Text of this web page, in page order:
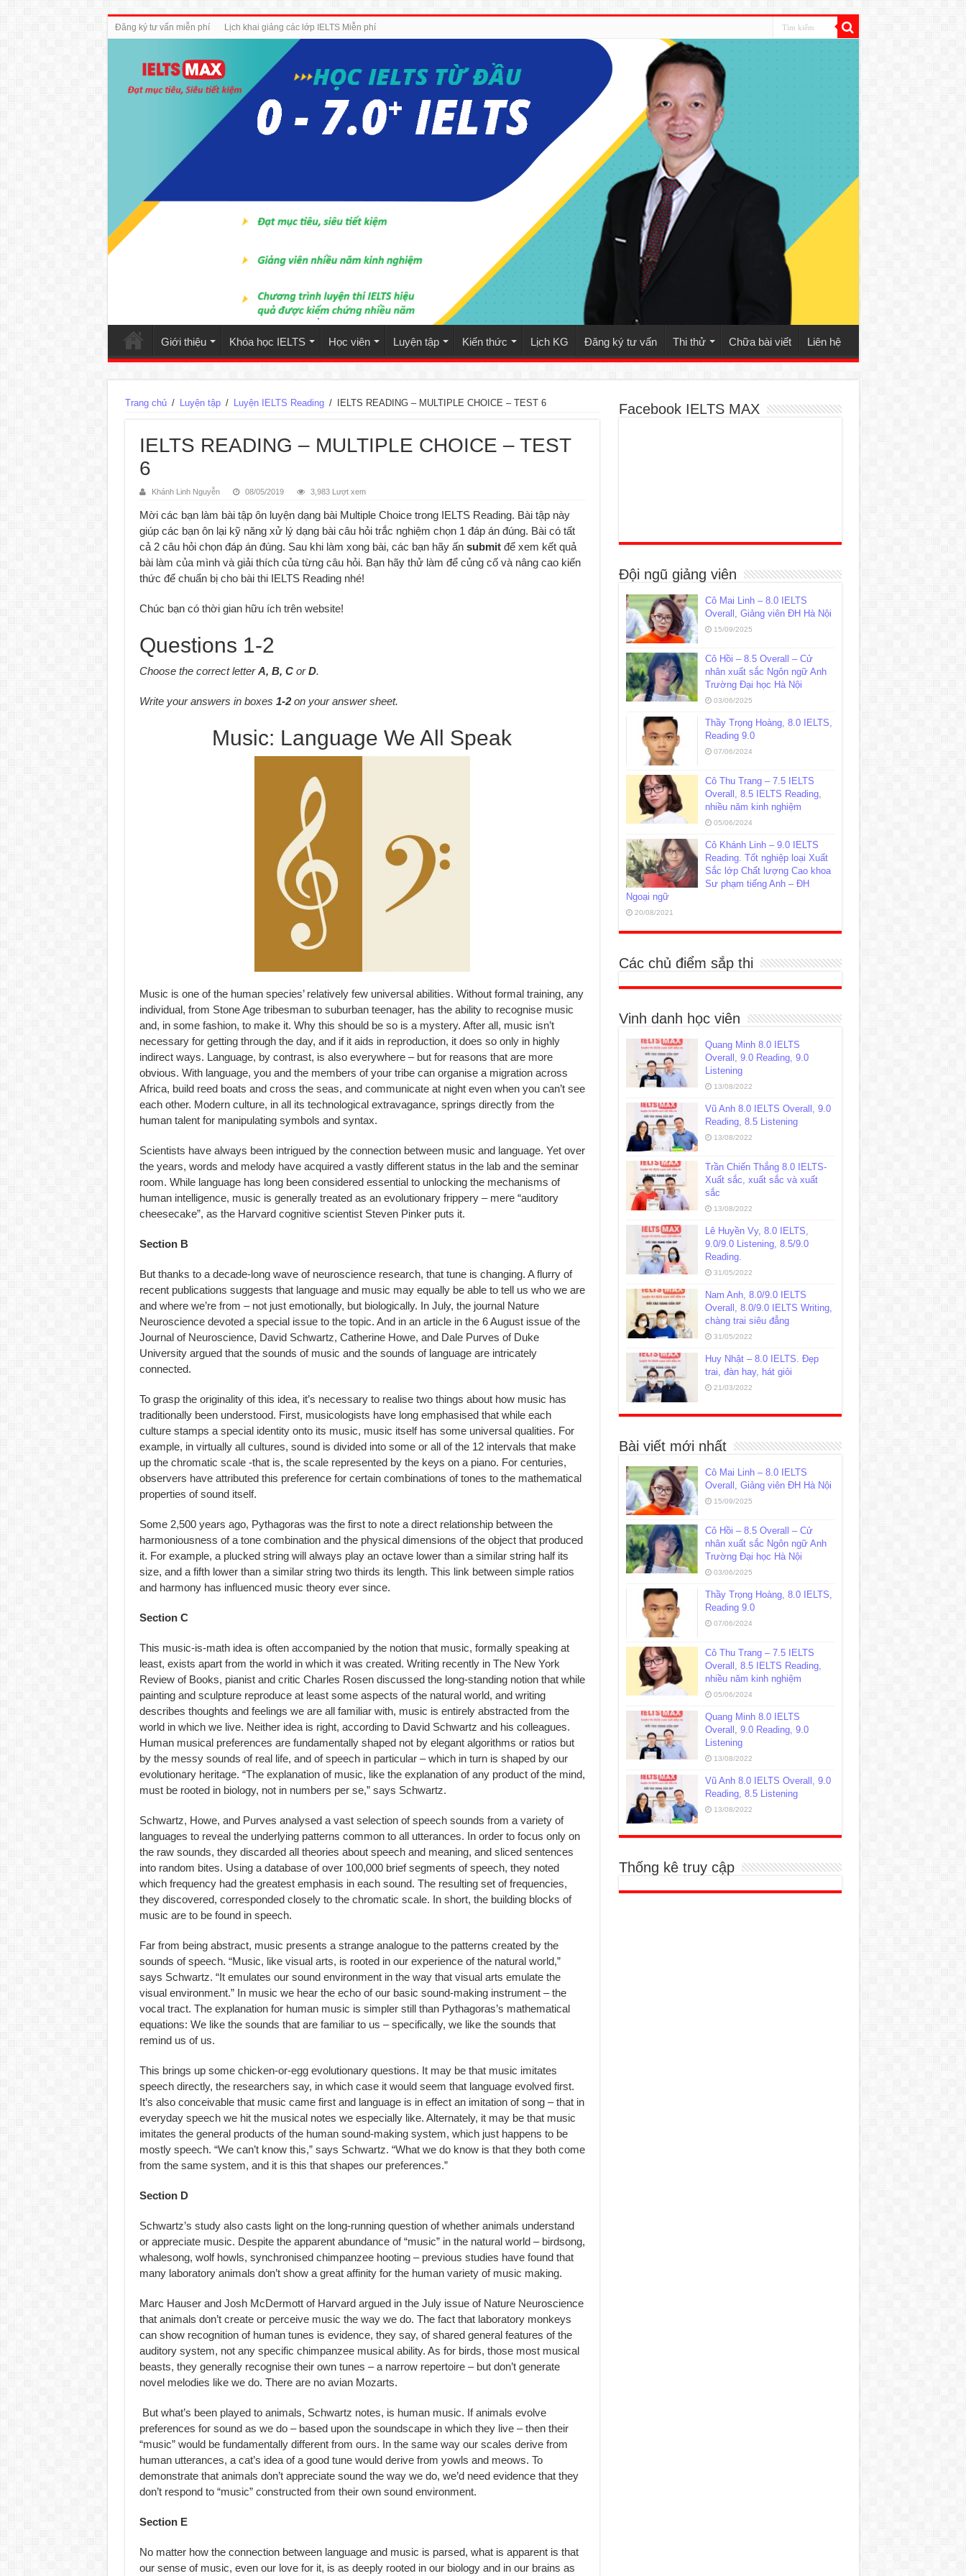
Đăng ký tư vấn miễn phí Lịch khai giảng các lớp IELTS Miễn phí
Giới thiệu Khóa học IELTS Học viên Luyện tập Kiến thức Lịch KG Đăng ký tư vấn Thi thử Chữa bài viết Liên hệ
Trang chủ / Luyện tập / Luyện IELTS Reading / IELTS READING – MULTIPLE CHOICE – TEST 6
IELTS READING – MULTIPLE CHOICE – TEST
6
Khánh Linh Nguyễn 08/05/2019 3,983 Lượt xem
Mời các bạn làm bài tập ôn luyện dạng bài Multiple Choice trong IELTS Reading. Bài tập này
giúp các bạn ôn lại kỹ năng xử lý dạng bài câu hỏi trắc nghiệm chọn 1 đáp án đúng. Bài có tất
cả 2 câu hỏi chọn đáp án đúng. Sau khi làm xong bài, các bạn hãy ấn submit để xem kết quả
bài làm của mình và giải thích của từng câu hỏi. Bạn hãy thử làm để củng cố và nâng cao kiến
thức để chuẩn bị cho bài thi IELTS Reading nhé!
Chúc bạn có thời gian hữu ích trên website!
Questions 1-2
Choose the correct letterA, B, CorD.
Write your answers in boxes 1-2on your answer sheet.
Music: Language We All Speak
Music is one of the human species’ relatively few universal abilities. Without formal training, any
individual, from Stone Age tribesman to suburban teenager, has the ability to recognise music
and, in some fashion, to make it. Why this should be so is a mystery. After all, music isn’t
necessary for getting through the day, and if it aids in reproduction, it does so only in highly
indirect ways. Language, by contrast, is also everywhere – but for reasons that are more
obvious. With language, you and the members of your tribe can organise a migration across
Africa, build reed boats and cross the seas, and communicate at night even when you can’t see
each other. Modern culture, in all its technological extravagance, springs directly from the
human talent for manipulating symbols and syntax.
Scientists have always been intrigued by the connection between music and language. Yet over
the years, words and melody have acquired a vastly different status in the lab and the seminar
room. While language has long been considered essential to unlocking the mechanisms of
human intelligence, music is generally treated as an evolutionary frippery – mere “auditory
cheesecake”, as the Harvard cognitive scientist Steven Pinker puts it.
Section B
But thanks to a decade-long wave of neuroscience research, that tune is changing. A flurry of
recent publications suggests that language and music may equally be able to tell us who we are
and where we’re from – not just emotionally, but biologically. In July, the journal Nature
Neuroscience devoted a special issue to the topic. And in an article in the 6 August issue of the
Journal of Neuroscience, David Schwartz, Catherine Howe, and Dale Purves of Duke
University argued that the sounds of music and the sounds of language are intricately
connected.
To grasp the originality of this idea, it’s necessary to realise two things about how music has
traditionally been understood. First, musicologists have long emphasised that while each
culture stamps a special identity onto its music, music itself has some universal qualities. For
example, in virtually all cultures, sound is divided into some or all of the 12 intervals that make
up the chromatic scale -that is, the scale represented by the keys on a piano. For centuries,
observers have attributed this preference for certain combinations of tones to the mathematical
properties of sound itself.
Some 2,500 years ago, Pythagoras was the first to note a direct relationship between the
harmoniousness of a tone combination and the physical dimensions of the object that produced
it. For example, a plucked string will always play an octave lower than a similar string half its
size, and a fifth lower than a similar string two thirds its length. This link between simple ratios
and harmony has influenced music theory ever since.
Section C
This music-is-math idea is often accompanied by the notion that music, formally speaking at
least, exists apart from the world in which it was created. Writing recently in The New York
Review of Books, pianist and critic Charles Rosen discussed the long-standing notion that while
painting and sculpture reproduce at least some aspects of the natural world, and writing
describes thoughts and feelings we are all familiar with, music is entirely abstracted from the
world in which we live. Neither idea is right, according to David Schwartz and his colleagues.
Human musical preferences are fundamentally shaped not by elegant algorithms or ratios but
by the messy sounds of real life, and of speech in particular – which in turn is shaped by our
evolutionary heritage. “The explanation of music, like the explanation of any product of the mind,
must be rooted in biology, not in numbers per se,” says Schwartz.
Schwartz, Howe, and Purves analysed a vast selection of speech sounds from a variety of
languages to reveal the underlying patterns common to all utterances. In order to focus only on
the raw sounds, they discarded all theories about speech and meaning, and sliced sentences
into random bites. Using a database of over 100,000 brief segments of speech, they noted
which frequency had the greatest emphasis in each sound. The resulting set of frequencies,
they discovered, corresponded closely to the chromatic scale. In short, the building blocks of
music are to be found in speech.
Far from being abstract, music presents a strange analogue to the patterns created by the
sounds of speech. “Music, like visual arts, is rooted in our experience of the natural world,”
says Schwartz. “It emulates our sound environment in the way that visual arts emulate the
visual environment.” In music we hear the echo of our basic sound-making instrument – the
vocal tract. The explanation for human music is simpler still than Pythagoras’s mathematical
equations: We like the sounds that are familiar to us – specifically, we like the sounds that
remind us of us.
This brings up some chicken-or-egg evolutionary questions. It may be that music imitates
speech directly, the researchers say, in which case it would seem that language evolved first.
It’s also conceivable that music came first and language is in effect an imitation of song – that in
everyday speech we hit the musical notes we especially like. Alternately, it may be that music
imitates the general products of the human sound-making system, which just happens to be
mostly speech. “We can’t know this,” says Schwartz. “What we do know is that they both come
from the same system, and it is this that shapes our preferences.”
Section D
Schwartz’s study also casts light on the long-running question of whether animals understand
or appreciate music. Despite the apparent abundance of “music” in the natural world – birdsong,
whalesong, wolf howls, synchronised chimpanzee hooting – previous studies have found that
many laboratory animals don’t show a great affinity for the human variety of music making.
Marc Hauser and Josh McDermott of Harvard argued in the July issue of Nature Neuroscience
that animals don’t create or perceive music the way we do. The fact that laboratory monkeys
can show recognition of human tunes is evidence, they say, of shared general features of the
auditory system, not any specific chimpanzee musical ability. As for birds, those most musical
beasts, they generally recognise their own tunes – a narrow repertoire – but don’t generate
novel melodies like we do. There are no avian Mozarts.
But what’s been played to animals, Schwartz notes, is human music. If animals evolve
preferences for sound as we do – based upon the soundscape in which they live – then their
“music” would be fundamentally different from ours. In the same way our scales derive from
human utterances, a cat’s idea of a good tune would derive from yowls and meows. To
demonstrate that animals don’t appreciate sound the way we do, we’d need evidence that they
don’t respond to “music” constructed from their own sound environment.
Section E
No matter how the connection between language and music is parsed, what is apparent is that
our sense of music, even our love for it, is as deeply rooted in our biology and in our brains as
Facebook IELTS MAX
Đội ngũ giảng viên
Cô Mai Linh – 8.0 IELTS
Overall, Giảng viên ĐH Hà Nội
15/09/2025
Cô Hồi – 8.5 Overall – Cử
nhân xuất sắc Ngôn ngữ Anh
Trường Đại học Hà Nội
03/06/2025
Thầy Trọng Hoàng, 8.0 IELTS,
Reading 9.0
07/06/2024
Cô Thu Trang – 7.5 IELTS
Overall, 8.5 IELTS Reading,
nhiều năm kinh nghiệm
05/06/2024
Cô Khánh Linh – 9.0 IELTS
Reading. Tốt nghiệp loại Xuất
Sắc lớp Chất lượng Cao khoa
Sư phạm tiếng Anh – ĐH
Ngoại ngữ
20/08/2021
Các chủ điểm sắp thi
Vinh danh học viên
Quang Minh 8.0 IELTS
Overall, 9.0 Reading, 9.0
Listening
13/08/2022
Vũ Anh 8.0 IELTS Overall, 9.0
Reading, 8.5 Listening
13/08/2022
Trần Chiến Thắng 8.0 IELTS-
Xuất sắc, xuất sắc và xuất
sắc
13/08/2022
Lê Huyền Vy, 8.0 IELTS,
9.0/9.0 Listening, 8.5/9.0
Reading.
31/05/2022
Nam Anh, 8.0/9.0 IELTS
Overall, 8.0/9.0 IELTS Writing,
chàng trai siêu đẳng
31/05/2022
Huy Nhật – 8.0 IELTS. Đẹp
trai, đàn hay, hát giỏi
21/03/2022
Bài viết mới nhất
Cô Mai Linh – 8.0 IELTS
Overall, Giảng viên ĐH Hà Nội
15/09/2025
Cô Hồi – 8.5 Overall – Cử
nhân xuất sắc Ngôn ngữ Anh
Trường Đại học Hà Nội
03/06/2025
Thầy Trọng Hoàng, 8.0 IELTS,
Reading 9.0
07/06/2024
Cô Thu Trang – 7.5 IELTS
Overall, 8.5 IELTS Reading,
nhiều năm kinh nghiệm
05/06/2024
Quang Minh 8.0 IELTS
Overall, 9.0 Reading, 9.0
Listening
13/08/2022
Vũ Anh 8.0 IELTS Overall, 9.0
Reading, 8.5 Listening
13/08/2022
Thống kê truy cập